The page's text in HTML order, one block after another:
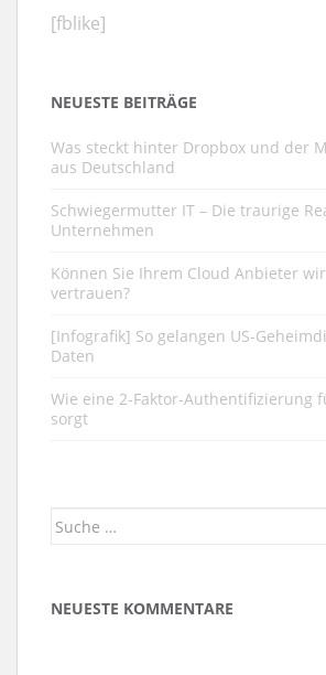
[fblike]
NEUESTE BEITRÄGE
Was steckt hinter Dropbox und der
aus Deutschland
Schwiegermutter IT – Die traurige
Unternehmen
Können Sie Ihrem Cloud Anbieter
vertrauen?
[Infografik] So gelangen US-
Daten
Wie eine 2-Faktor-Authentifizierung
sorgt
Suche nach:
NEUESTE KOMMENTARE